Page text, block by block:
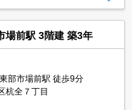
場前駅 3階建 築3年
部市場前駅 徒歩9分
杭全７丁目